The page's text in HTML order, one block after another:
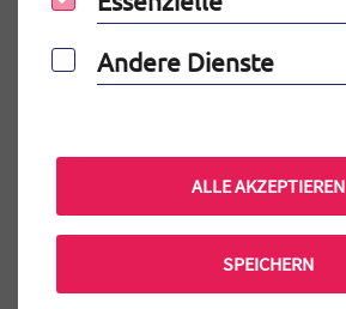
Auf einen Blick
Praktikum am MTG
Andere Dienste
Andere Dienste
ALLE AKZEPTIEREN
SPEICHERN